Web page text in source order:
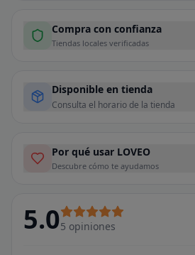
Compra con confianza
Tiendas locales verificadas
Disponible en tienda
Consulta el horario de la tienda
Por qué usar LOVEO
Descubre cómo te ayudamos
5.05 opiniones